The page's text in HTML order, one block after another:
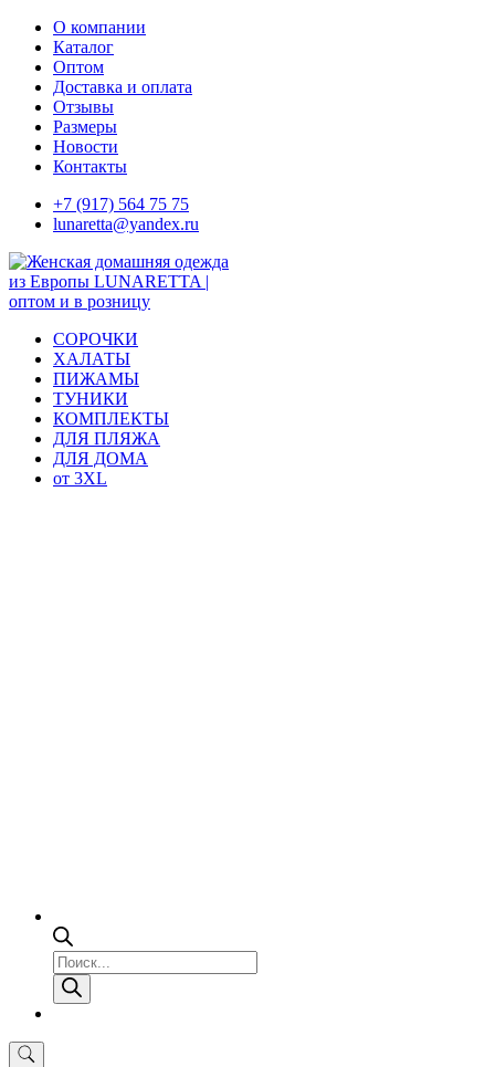
Skip
content
О компании
Каталог
Оптом
Доставка и оплата
Отзывы
Размеры
Новости
Контакты
+7 (917) 564 75 75
lunaretta@yandex.ru
СОРОЧКИ
ХАЛАТЫ
ПИЖАМЫ
ТУНИКИ
КОМПЛЕКТЫ
ДЛЯ ПЛЯЖА
ДЛЯ ДОМА
от 3XL
Поиск
товаров